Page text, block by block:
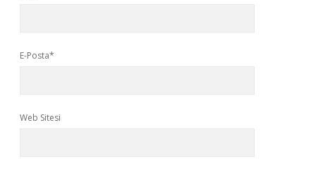
E-Posta*
Web Sitesi